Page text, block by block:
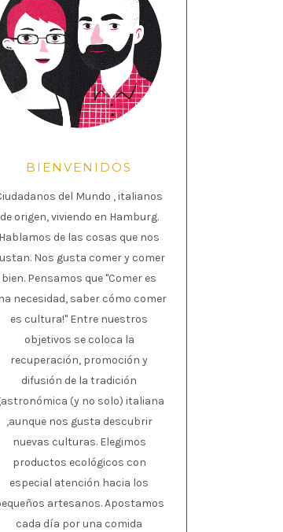
BIENVENIDOS
del Mundo , italianos
de origen, viviendo en Hamburg.
Hablamos de las cosas que nos
Nos gusta comer y comer
bien. Pensamos que "Comer es
necesidad, saber cómo comer
es cultura!" Entre nuestros
objetivos se coloca la
recuperación, promoción y
difusión de la tradición
(y no solo) italiana
,aunque nos gusta descubrir
nuevas culturas. Elegimos
productos ecológicos con
especial atención hacia los
artesanos. Apostamos
cada día por una comida